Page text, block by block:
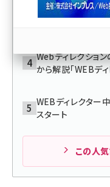
Webディレクショ
から解説「WEBデ
WEBディレクタ
スタート
この人